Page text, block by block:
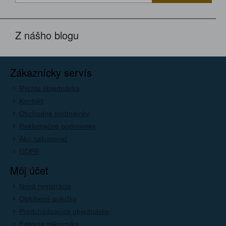
Z nášho blogu
Zákaznícky servís
Rýchla objednávka
Kontakt
Obchodné podmienky
Reklamačné podmienky
Ako nakupovať
GDPR
Môj účet
Nová registrácia
Oblúbené položky
Predchádzajúce objednávky
Editácia zákazníka